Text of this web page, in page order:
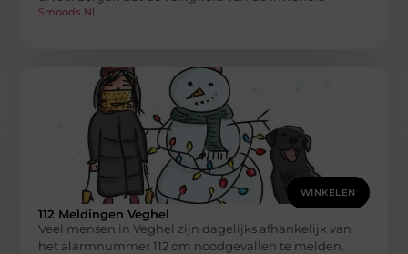
Smoods.nl
WINKELEN
112 Meldingen Veghel
Veel mensen in Veghel zijn dagelijks afhankelijk van
het alarmnummer 112 om noodgevallen te melden.